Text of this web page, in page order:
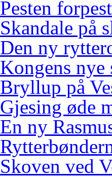
Pesten
Skandale på
Den ny
Kongens nye
Bryllup på
Gjesing øde
En ny
Skoven ved